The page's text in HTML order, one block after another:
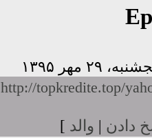
http://topkredite.top/
دادن | والد ]